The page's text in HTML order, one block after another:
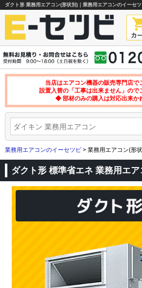
ダクト形 業務用エアコン(形状別)｜業務用エアコンのイーセ
当店はエアコン機器の販売専門店で
設置入替の「工事は出来ません」ので
◆ 部材のみの購入は対応出来か
業務用エアコンのイーセツビ > 業務用エアコン(形
ダクト形 標準省エネ 業務用エア